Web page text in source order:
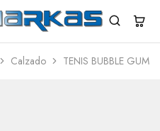
Calzado TENIS BUBBLE